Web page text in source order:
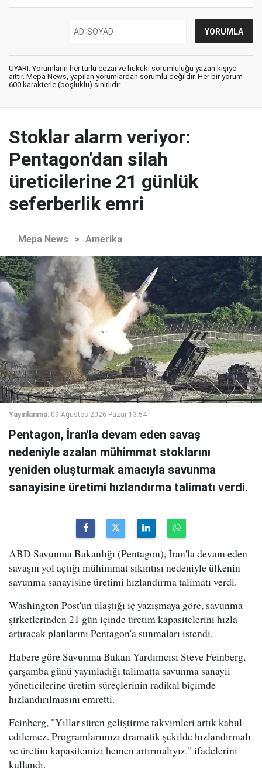
UYARI: Yorumların her türlü cezai ve hukuki sorumluluğu yazan kişiye
aittir. Mepa News, yapılan yorumlardan sorumlu değildir. Her bir yorum
600 karakterle (boşluklu) sınırlıdır.
Stoklar alarm veriyor:
Pentagon'dan silah
üreticilerine 21 günlük
seferberlik emri
Mepa News > Amerika
Yayınlanma: 09 Ağustos 2026 Pazar 13:54
Pentagon, İran'la devam eden savaş
nedeniyle azalan mühimmat stoklarını
yeniden oluşturmak amacıyla savunma
sanayisine üretimi hızlandırma talimatı verdi.
ABD Savunma Bakanlığı (Pentagon), İran'la devam eden
savaşın yol açtığı mühimmat sıkıntısı nedeniyle ülkenin
savunma sanayisine üretimi hızlandırma talimatı verdi.
Washington Post'un ulaştığı iç yazışmaya göre, savunma
şirketlerinden 21 gün içinde üretim kapasitelerini hızla
artıracak planlarını Pentagon'a sunmaları istendi.
Habere göre Savunma Bakan Yardımcısı Steve Feinberg,
çarşamba günü yayınladığı talimatta savunma sanayii
yöneticilerine üretim süreçlerinin radikal biçimde
hızlandırılmasını emretti.
Feinberg, "Yıllar süren geliştirme takvimleri artık kabul
edilemez. Programlarımızı dramatik şekilde hızlandırmalı
ve üretim kapasitemizi hemen artırmalıyız." ifadelerini
kullandı.